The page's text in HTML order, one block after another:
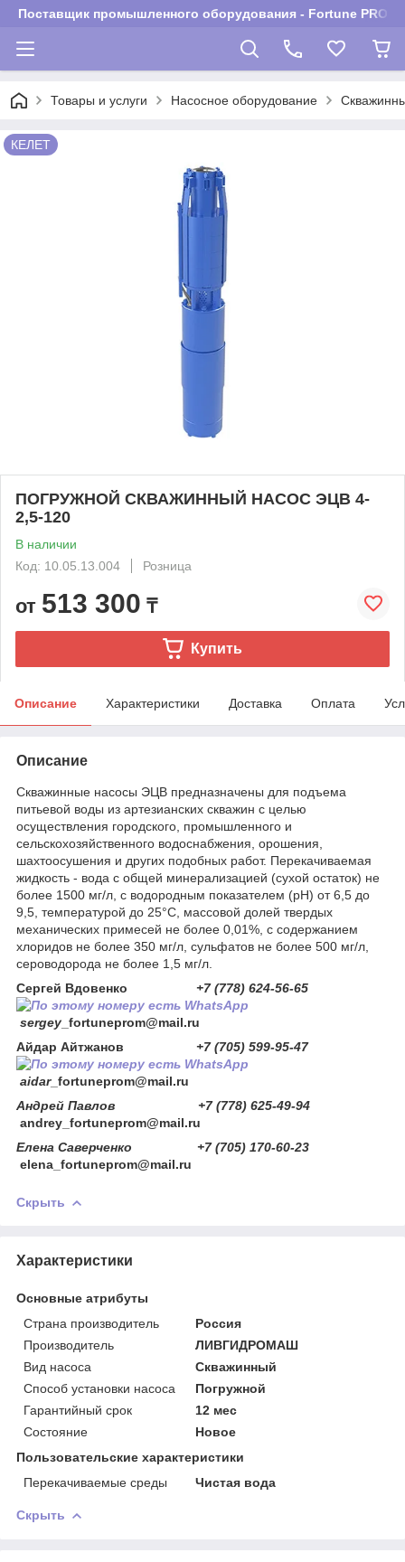
Поставщик промышленного оборудования - Fortune PROM
Товары и услуги Насосное оборудование
КЕЛЕТ
ПОГРУЖНОЙ СКВАЖИННЫЙ НАСОС ЭЦВ 4-
2,5-120
В наличии
Код: 10.05.13.004
Розница
от 513 300 ₸
Купить
Описание Характеристики Доставка Оплата
Описание
Скважинные насосы ЭЦВ предназначены для подъема
питьевой воды из артезианских скважин с целью
осуществления городского, промышленного и
сельскохозяйственного водоснабжения, орошения,
шахтоосушения и других подобных работ. Перекачиваемая
жидкость - вода с общей минерализацией (сухой остаток) не
более 1500 мг/л, с водородным показателем (рН) от 6,5 до
9,5, температурой до 25°С, массовой долей твердых
механических примесей не более 0,01%, с содержанием
хлоридов не более 350 мг/л, сульфатов не более 500 мг/л,
сероводорода не более 1,5 мг/л.
Сергей Вдовенко
+7 (778) 624-56-65
sergey _fortuneprom@mail.ru
Айдар Айтжанов
+7 (705) 599-95-47
aidar_fortuneprom@mail.ru
Андрей Павлов +7 (778) 625-49-94
andrey_fortuneprom@mail.ru
Елена Саверченко +7 (705) 170-60-23
elena_fortuneprom@mail.ru
Скрыть
Характеристики
Основные атрибуты
Страна производитель
Россия
Производитель
ЛИВГИДРОМАШ
Вид насоса
Скважинный
Способ установки насоса
Погружной
Гарантийный срок
12 мес
Состояние
Новое
Пользовательские характеристики
Перекачиваемые среды
Чистая вода
Скрыть